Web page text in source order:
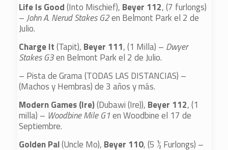
Life Is Good(Into Mischief), Beyer 112, (7 furlongs)
–John A. Nerud Stakes G2en Belmont Park el 2 de
Julio.
Charge It(Tapit), Beyer 111, (1 Milla) – Dwyer
Stakes G3en Belmont Park el 2 de Julio.
– Pista de Grama (TODAS LAS DISTANCIAS) –
(Machos y Hembras) de 3 años y más.
Modern Games (Ire)(Dubawi (Ire)), Beyer 112, (1
milla) – Woodbine Mile G1en Woodbine el 17 de
Septiembre.
Golden Pal(Uncle Mo), Beyer 110, (5 ½ Furlongs) –